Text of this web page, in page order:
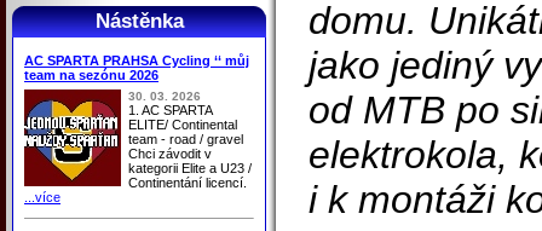
Nástěnka
AC SPARTA PRAHSA Cycling ‘‘ můj
team na sezónu 2026
30. 03. 2026
1. AC SPARTA
ELITE/ Continental
team - road / gravel
Chci závodit v
kategorii Elite a U23 /
Continentání licencí.
...více
domu.
jako jediný
od MTB po
elektrokola,
i k montáži